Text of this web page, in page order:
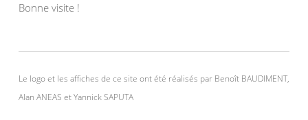
Bonne visite !
Le logo et les affiches de ce site ont été réalisés par Benoît BAUDIMENT,
Alan ANEAS et Yannick SAPUTA